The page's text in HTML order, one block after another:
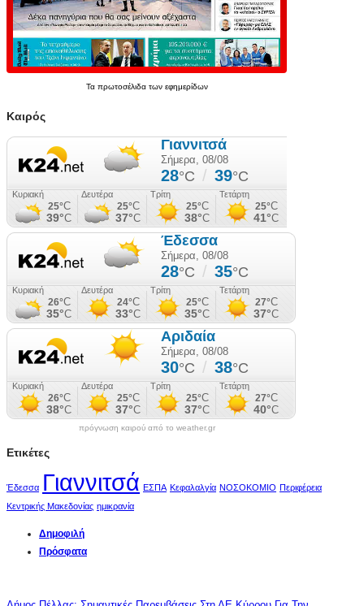
Τα πρωτοσέλιδα των εφημερίδων
Καιρός
πρόγνωση καιρού από το weather.gr
Ετικέτες
Έδεσσα Γιαννιτσά ΕΣΠΑ Κεφαλαλγία ΝΟΣΟΚΟΜΙΟ Περιφέρεια
Κεντρικής Μακεδονίας ημικρανία
Δημοφιλή
Πρόσφατα